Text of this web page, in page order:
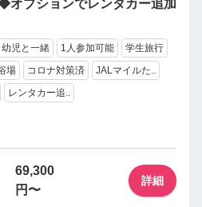
オプションでレンタカー追加
幼児と一緒 1人参加可能
学生旅行
場 コロナ対策済
JALマイルた..
レンタカー追..
69,300
円〜
詳細